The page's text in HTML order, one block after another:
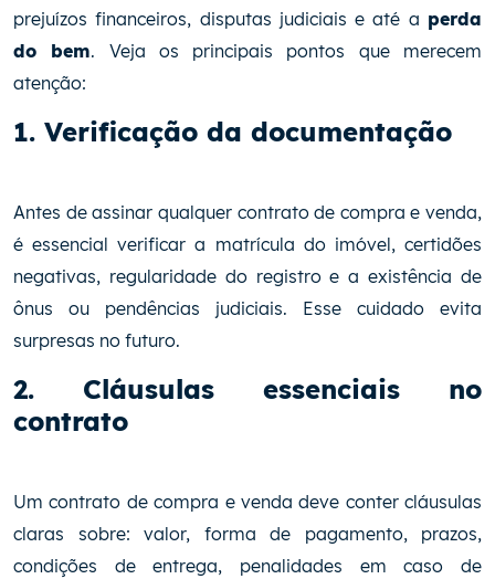
prejuízos financeiros, disputas judiciais e até a perda
do bem. Veja os principais pontos que merecem
atenção:
1. Verificação da documentação
Antes de assinar qualquer contrato de compra e venda,
é essencial verificar a matrícula do imóvel, certidões
negativas, regularidade do registro e a existência de
ônus ou pendências judiciais. Esse cuidado evita
surpresas no futuro.
2. Cláusulas essenciais no
contrato
Um contrato de compra e venda deve conter cláusulas
claras sobre: valor, forma de pagamento, prazos,
condições de entrega, penalidades em caso de